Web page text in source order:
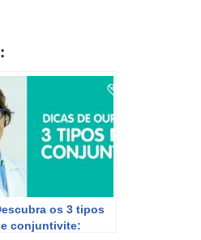
os 3 tipos
conjuntivite: